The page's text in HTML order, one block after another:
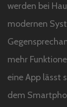
werden bei
modernen
mehr
eine App lässt
dem